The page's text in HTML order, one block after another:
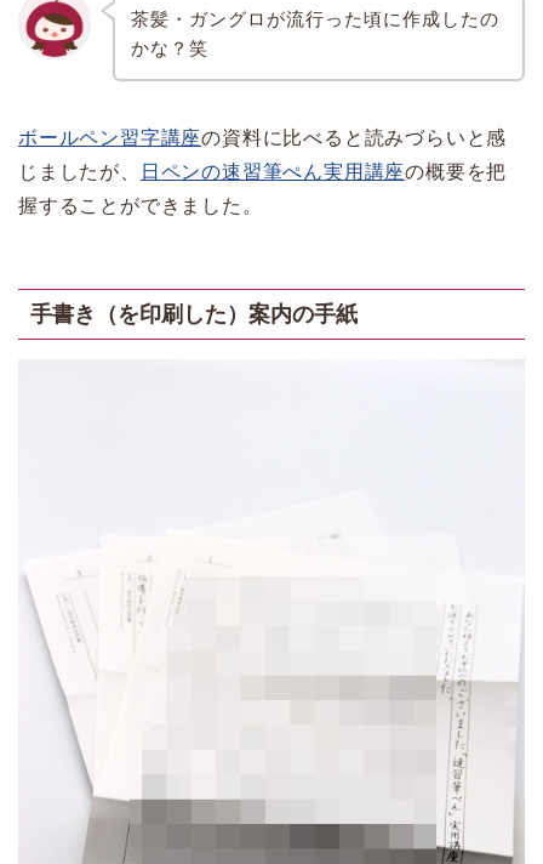
茶髪・ガングロが流行った頃に作成したの
かな？笑
ボールペン習字講座の資料に比べると読みづらいと感
じましたが、
日ペンの速習筆ぺん実用講座の概要を把
握することができました。
手書き（を印刷した）案内の手紙